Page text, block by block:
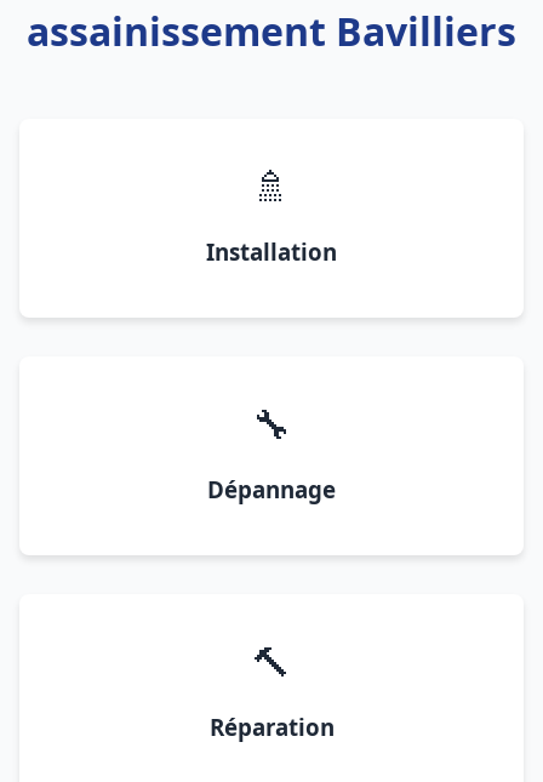
assainissement Bavilliers
🚿
Installation
🔧
Dépannage
🔨
Réparation